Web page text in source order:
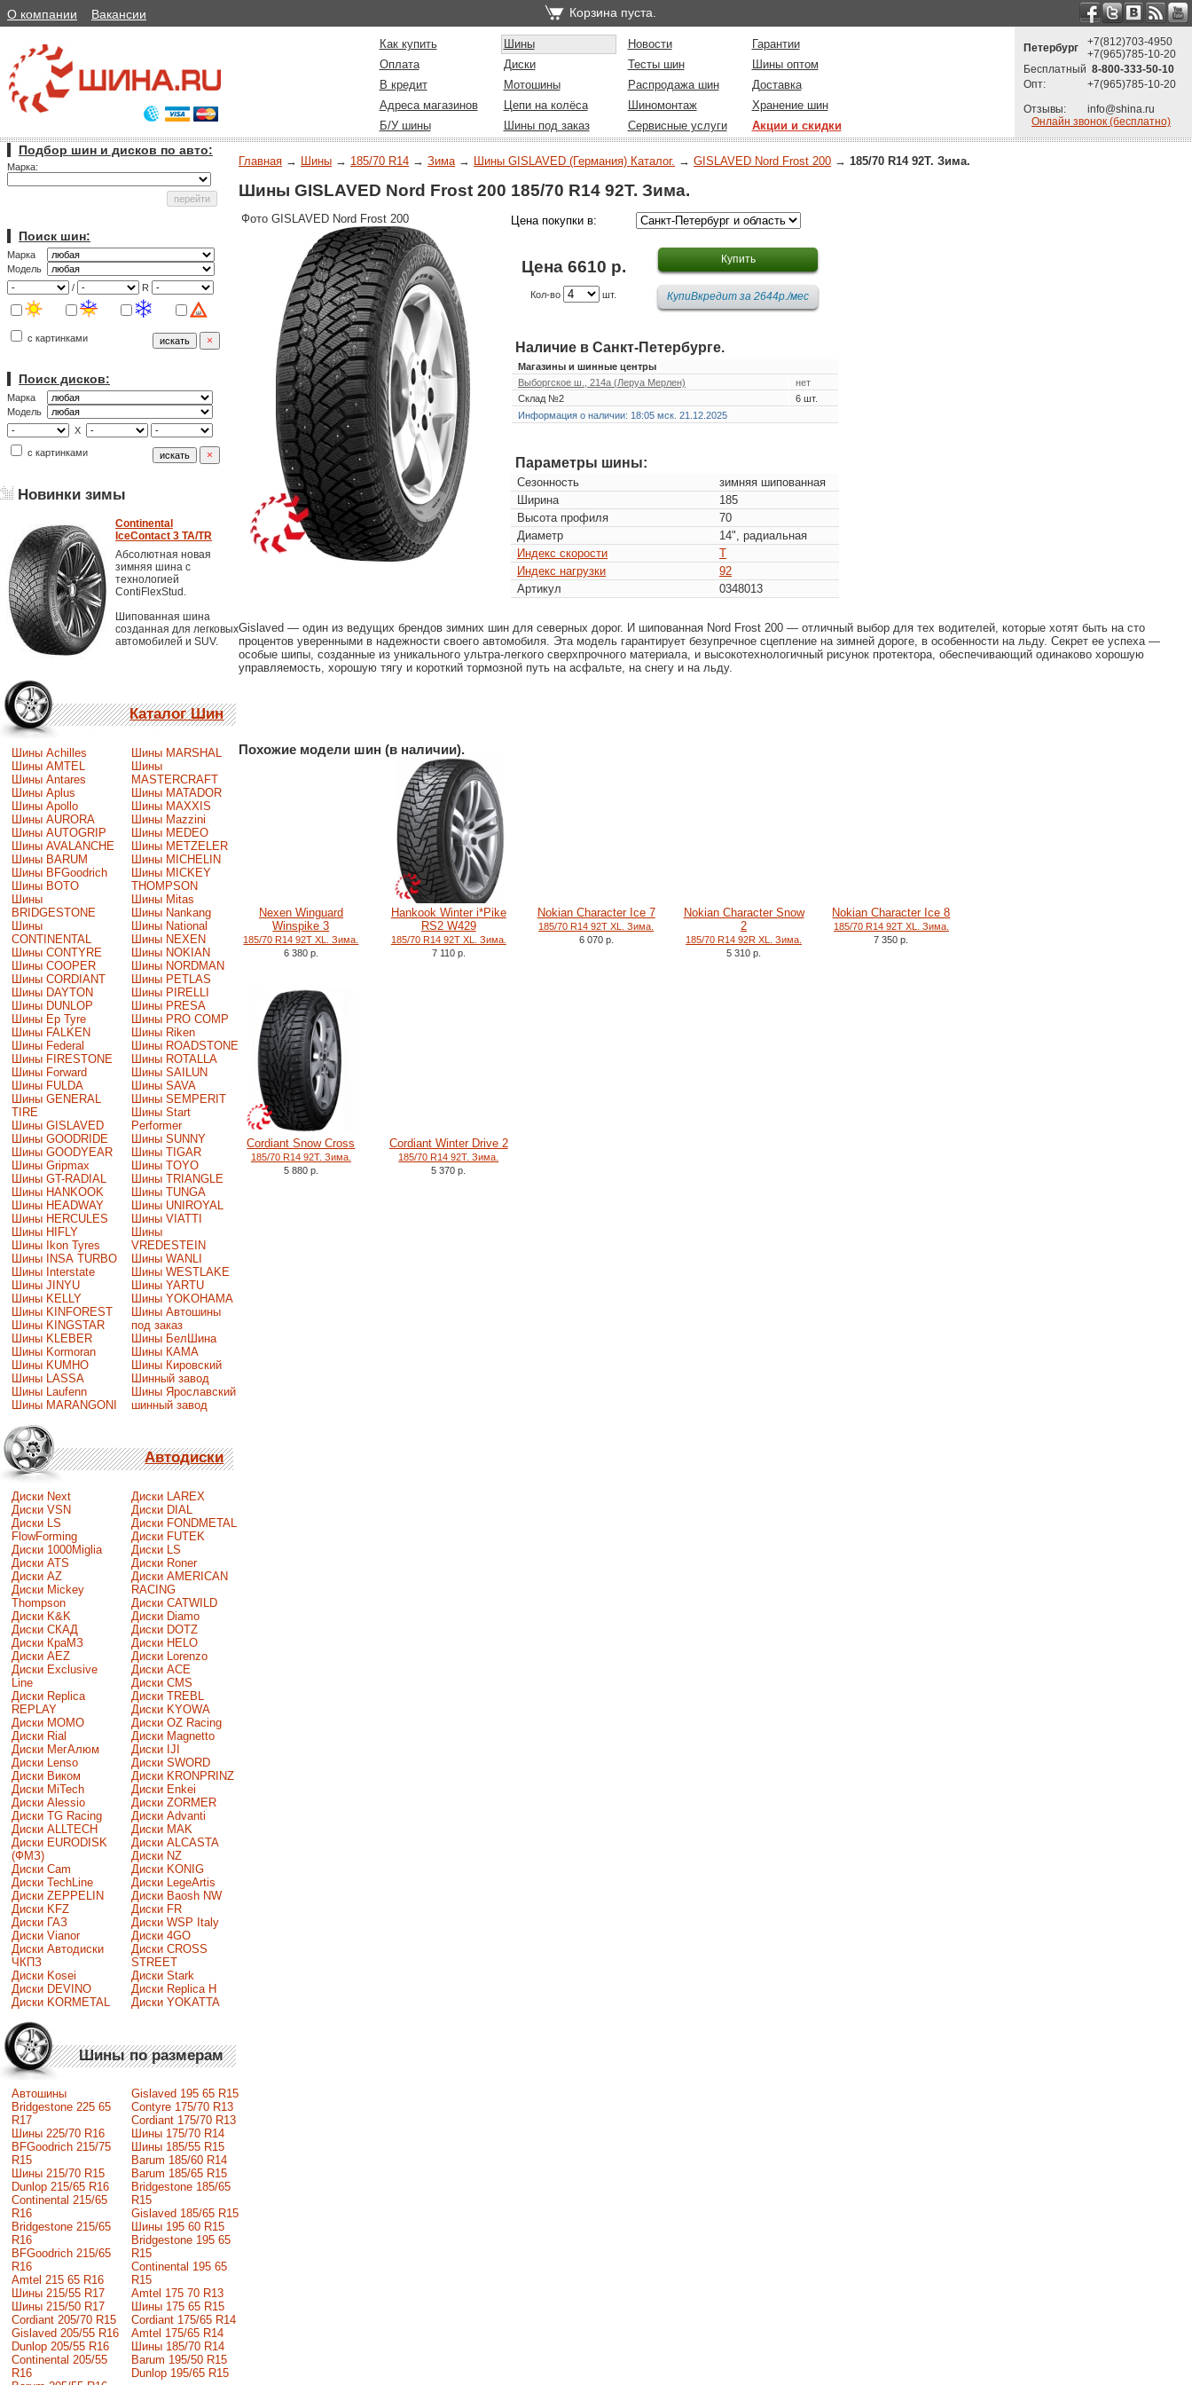
О компании Вакансии Корзина пуста.
Как купить Шины Новости
Гарантии
Оплата
Диски Тесты шин
Шины оптом
В кредит
Мотошины Распродажа шин
Доставка
Адреса магазинов
Цепи на колёса Шиномонтаж
Хранение шин
Б/У шины
Шины под заказ Сервисные услуги Акции и скидки
Петербург
+7(812)703-4950
+7(965)785-10-20
Бесплатный 8-800-333-50-10
Опт:
+7(965)785-10-20
Отзывы:
info@shina.ru
Онлайн звонок (бесплатно)
Подбор шин и дисков по авто:
Марка:
Поиск шин:
Марка
Модель
/
R
с картинками
Поиск дисков:
Марка
Модель
X
с картинками
Новинки зимы
Continental
IceContact 3 TA/TR
Абсолютная новая
зимняя шина с
технологией
ContiFlexStud.
Шипованная шина
созданная для легковых
автомобилей и SUV.
Каталог Шин
Шины Achilles
Шины AMTEL
Шины Antares
Шины Aplus
Шины Apollo
Шины AURORA
Шины AUTOGRIP
Шины AVALANCHE
Шины BARUM
Шины BFGoodrich
Шины BOTO
Шины
BRIDGESTONE
Шины
CONTINENTAL
Шины CONTYRE
Шины COOPER
Шины CORDIANT
Шины DAYTON
Шины DUNLOP
Шины Ep Tyre
Шины FALKEN
Шины Federal
Шины FIRESTONE
Шины Forward
Шины FULDA
Шины GENERAL
TIRE
Шины GISLAVED
Шины GOODRIDE
Шины GOODYEAR
Шины Gripmax
Шины GT-RADIAL
Шины HANKOOK
Шины HEADWAY
Шины HERCULES
Шины HIFLY
Шины Ikon Tyres
Шины INSA TURBO
Шины Interstate
Шины JINYU
Шины KELLY
Шины KINFOREST
Шины KINGSTAR
Шины KLEBER
Шины Kormoran
Шины KUMHO
Шины LASSA
Шины Laufenn
Шины MARANGONI
Шины MARSHAL
Шины
MASTERCRAFT
Шины MATADOR
Шины MAXXIS
Шины Mazzini
Шины MEDEO
Шины METZELER
Шины MICHELIN
Шины MICKEY
THOMPSON
Шины Mitas
Шины Nankang
Шины National
Шины NEXEN
Шины NOKIAN
Шины NORDMAN
Шины PETLAS
Шины PIRELLI
Шины PRESA
Шины PRO COMP
Шины Riken
Шины ROADSTONE
Шины ROTALLA
Шины SAILUN
Шины SAVA
Шины SEMPERIT
Шины Start
Performer
Шины SUNNY
Шины TIGAR
Шины TOYO
Шины TRIANGLE
Шины TUNGA
Шины UNIROYAL
Шины VIATTI
Шины
VREDESTEIN
Шины WANLI
Шины WESTLAKE
Шины YARTU
Шины YOKOHAMA
Шины Автошины
под заказ
Шины БелШина
Шины КАМА
Шины Кировский
Шинный завод
Шины Ярославский
шинный завод
Автодиски
Диски Next
Диски VSN
Диски LS
FlowForming
Диски 1000Miglia
Диски ATS
Диски AZ
Диски Mickey
Thompson
Диски K&K
Диски СКАД
Диски КраМЗ
Диски AEZ
Диски Exclusive
Line
Диски Replica
REPLAY
Диски MOMO
Диски Rial
Диски МегАлюм
Диски Lenso
Диски Виком
Диски MiTech
Диски Alessio
Диски TG Racing
Диски ALLTECH
Диски EURODISK
(ФМЗ)
Диски Cam
Диски TechLine
Диски ZEPPELIN
Диски KFZ
Диски ГАЗ
Диски Vianor
Диски Автодиски
ЧКПЗ
Диски Kosei
Диски DEVINO
Диски KORMETAL
Диски LAREX
Диски DIAL
Диски FONDMETAL
Диски FUTEK
Диски LS
Диски Roner
Диски AMERICAN
RACING
Диски CATWILD
Диски Diamo
Диски DOTZ
Диски HELO
Диски Lorenzo
Диски ACE
Диски CMS
Диски TREBL
Диски KYOWA
Диски OZ Racing
Диски Magnetto
Диски IJI
Диски SWORD
Диски KRONPRINZ
Диски Enkei
Диски ZORMER
Диски Advanti
Диски MAK
Диски ALCASTA
Диски NZ
Диски KONIG
Диски LegeArtis
Диски Baosh NW
Диски FR
Диски WSP Italy
Диски 4GO
Диски CROSS
STREET
Диски Stark
Диски Replica H
Диски YOKATTA
Шины по размерам
Автошины
Bridgestone 225 65
R17
Шины 225/70 R16
BFGoodrich 215/75
R15
Шины 215/70 R15
Dunlop 215/65 R16
Continental 215/65
R16
Bridgestone 215/65
R16
BFGoodrich 215/65
R16
Amtel 215 65 R16
Шины 215/55 R17
Шины 215/50 R17
Сordiant 205/70 R15
Gislaved 205/55 R16
Dunlop 205/55 R16
Continental 205/55
R16
Gislaved 195 65 R15
Contyre 175/70 R13
Cordiant 175/70 R13
Шины 175/70 R14
Шины 185/55 R15
Barum 185/60 R14
Barum 185/65 R15
Bridgestone 185/65
R15
Gislaved 185/65 R15
Шины 195 60 R15
Bridgestone 195 65
R15
Continental 195 65
R15
Amtel 175 70 R13
Шины 175 65 R15
Cordiant 175/65 R14
Amtel 175/65 R14
Шины 185/70 R14
Barum 195/50 R15
Dunlop 195/65 R15
Главная → Шины → 185/70 R14 → Зима → Шины GISLAVED (Германия) Каталог. → GISLAVED Nord Frost 200 → 185/70 R14 92T. Зима.
Шины GISLAVED Nord Frost 200 185/70 R14 92T. Зима.
Фото GISLAVED Nord Frost 200 Цена покупки в:
Цена 6610 р.
Кол-во шт.
Наличие в Санкт-Петербурге.
Магазины и шинные центры
Выборгское ш., 214а (Леруа Мерлен)
нет
Склад №2
6 шт.
Информация о наличии: 18:05 мск. 21.12.2025
Параметры шины:
Сезонность
зимняя шипованная
Ширина
185
Высота профиля
70
Диаметр
14", радиальная
Индекс скорости
T
Индекс нагрузки
92
Артикул
0348013
Gislaved — один из ведущих брендов зимних шин для северных дорог. И шипованная Nord Frost 200 — отличный выбор для тех водителей, которые хотят быть на сто
процентов уверенными в надежности своего автомобиля. Эта модель гарантирует безупречное сцепление на зимней дороге, в особенности на льду. Секрет ее успеха —
особые шипы, созданные из уникального ультра-легкого сверхпрочного материала, и высокотехнологичный рисунок протектора, обеспечивающий одинаково хорошую
управляемость, хорошую тягу и короткий тормозной путь на асфальте, на снегу и на льду.
Похожие модели шин (в наличии).
Nexen Winguard
Winspike 3
185/70 R14 92T XL. Зима.
6 380 р.
Hankook Winter i*Pike
RS2 W429
185/70 R14 92T XL. Зима.
7 110 р.
Nokian Character Ice 7
185/70 R14 92T XL. Зима.
6 070 р.
Nokian Character Snow
2
185/70 R14 92R XL. Зима.
5 310 р.
Nokian Character Ice 8
185/70 R14 92T XL. Зима.
7 350 р.
Cordiant Snow Cross
185/70 R14 92T. Зима.
5 880 р.
Cordiant Winter Drive 2
185/70 R14 92T. Зима.
5 370 р.